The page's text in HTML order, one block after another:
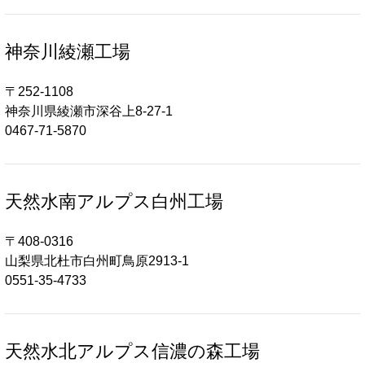
神奈川綾瀬工場
〒252-1108
神奈川県綾瀬市深谷上8-27-1
0467-71-5870
天然水南アルプス白州工場
〒408-0316
山梨県北杜市白州町鳥原2913-1
0551-35-4733
天然水北アルプス信濃の森工場